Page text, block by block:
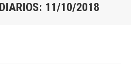
11/10/2018